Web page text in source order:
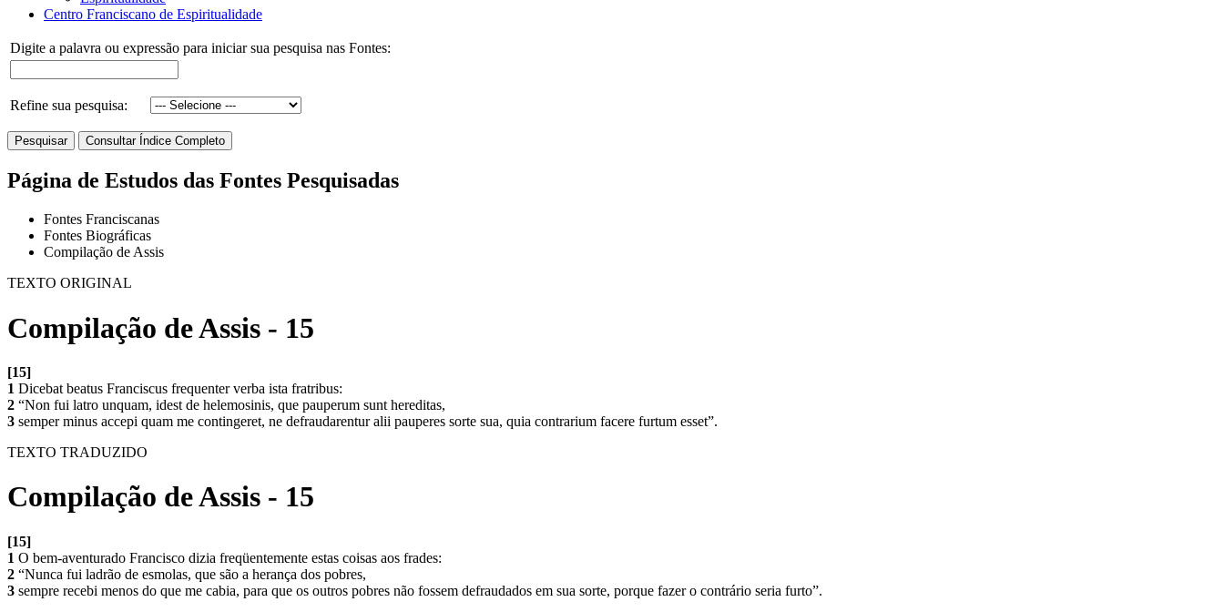
Centro Franciscano de Espiritualidade
Digite a palavra ou expressão para iniciar sua pesquisa nas Fontes:
Refine sua pesquisa:
Página de Estudos das Fontes Pesquisadas
Fontes Franciscanas
Fontes Biográficas
Compilação de Assis
TEXTO ORIGINAL
Compilação de Assis - 15
[15]
1 Dicebat beatus Franciscus frequenter verba ista fratribus:
2 “Non fui latro unquam, idest de helemosinis, que pauperum sunt hereditas,
3 semper minus accepi quam me contingeret, ne defraudarentur alii pauperes sorte sua, quia contrarium facere furtum esset”.
TEXTO TRADUZIDO
Compilação de Assis - 15
[15]
1 O bem-aventurado Francisco dizia freqüentemente estas coisas aos frades:
2 “Nunca fui ladrão de esmolas, que são a herança dos pobres,
3 sempre recebi menos do que me cabia, para que os outros pobres não fossem defraudados em sua sorte, porque fazer o contrário seria furto”.